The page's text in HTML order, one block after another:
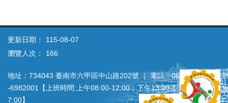
更新日期：
115-08-07
瀏覽人次：
166
地址：734043 臺南市六甲區中山路202號 ｜ 電話：06
‐6982001【上班時間:上午08:00‐12:00；下午13:00‐1
7:00】